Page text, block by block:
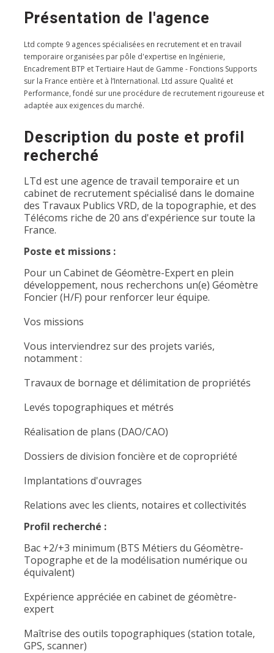
Présentation de l'agence
Ltd compte 9 agences spécialisées en recrutement et en travail
temporaire organisées par pôle d'expertise en Ingénierie,
Encadrement BTP et Tertiaire Haut de Gamme - Fonctions Supports
sur la France entière et à l’International. Ltd assure Qualité et
Performance, fondé sur une procédure de recrutement rigoureuse et
adaptée aux exigences du marché.
Description du poste et profil
recherché
LTd est une agence de travail temporaire et un
cabinet de recrutement spécialisé dans le domaine
des Travaux Publics VRD, de la topographie, et des
Télécoms riche de 20 ans d'expérience sur toute la
France.
Poste et missions :
Pour un Cabinet de Géomètre-Expert en plein
développement, nous recherchons un(e) Géomètre
Foncier (H/F) pour renforcer leur équipe.
Vos missions
Vous interviendrez sur des projets variés,
notamment :
Travaux de bornage et délimitation de propriétés
Levés topographiques et métrés
Réalisation de plans (DAO/CAO)
Dossiers de division foncière et de copropriété
Implantations d'ouvrages
Relations avec les clients, notaires et collectivités
Profil recherché :
Bac +2/+3 minimum (BTS Métiers du Géomètre-
Topographe et de la modélisation numérique ou
équivalent)
Expérience appréciée en cabinet de géomètre-
expert
Maîtrise des outils topographiques (station totale,
GPS, scanner)